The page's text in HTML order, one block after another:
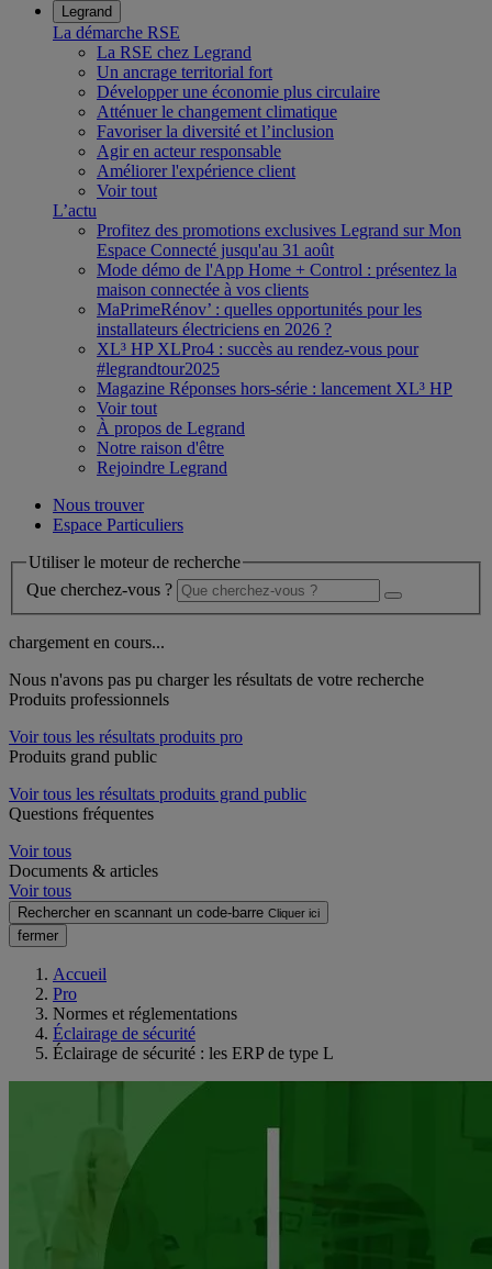
Legrand
La démarche RSE
La RSE chez Legrand
Un ancrage territorial fort
Développer une économie plus circulaire
Atténuer le changement climatique
Favoriser la diversité et l’inclusion
Agir en acteur responsable
Améliorer l'expérience client
Voir tout
L’actu
Profitez des promotions exclusives Legrand sur Mon
Espace Connecté jusqu'au 31 août
Mode démo de l'App Home + Control : présentez la
maison connectée à vos clients
MaPrimeRénov’ : quelles opportunités pour les
installateurs électriciens en 2026 ?
XL³ HP XLPro4 : succès au rendez-vous pour
#legrandtour2025
Magazine Réponses hors-série : lancement XL³ HP
Voir tout
À propos de Legrand
Notre raison d'être
Rejoindre Legrand
Nous trouver
Espace Particuliers
Utiliser le moteur de recherche
Que cherchez-vous ?
chargement en cours...
Nous n'avons pas pu charger les résultats de votre recherche
Produits professionnels
Voir tous les résultats produits pro
Produits grand public
Voir tous les résultats produits grand public
Questions fréquentes
Voir tous
Documents & articles
Voir tous
Rechercher en scannant un code-barre Cliquer ici
fermer
Accueil
Pro
Normes et réglementations
Éclairage de sécurité
Éclairage de sécurité : les ERP de type L